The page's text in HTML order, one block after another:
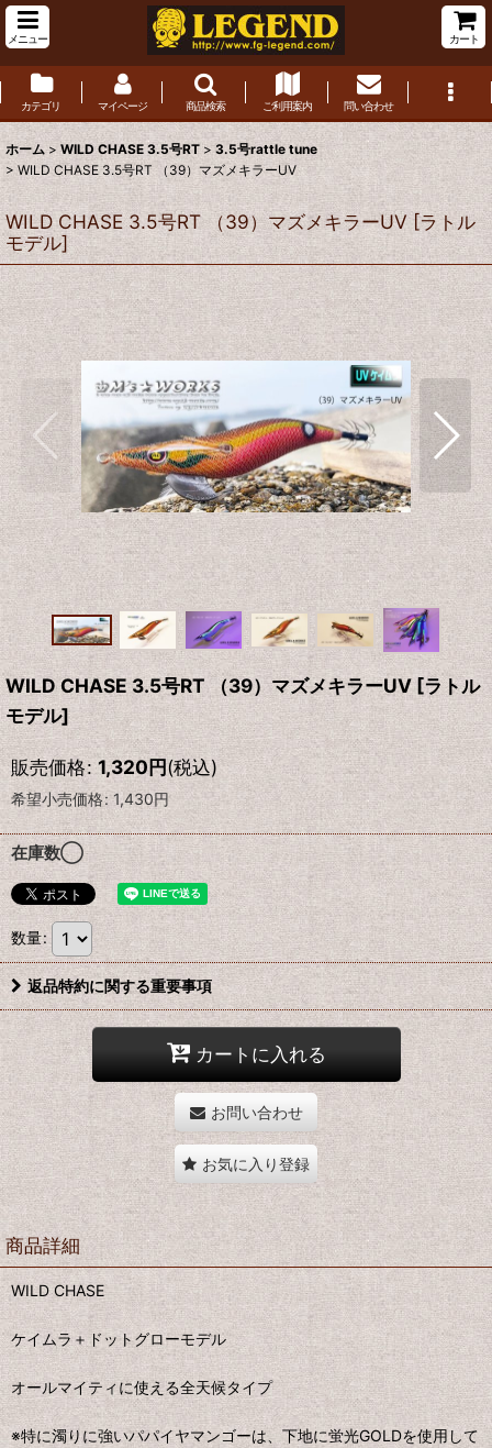
メニュー カート
カテゴリ マイページ 商品検索 ご利用案内 問い合わせ
ホーム > WILD CHASE 3.5号RT > 3.5号rattle tune
> WILD CHASE 3.5号RT （39）マズメキラーUV
WILD CHASE 3.5号RT （39）マズメキラーUV [ラトル
モデル]
WILD CHASE 3.5号RT （39）マズメキラーUV [ラトル
モデル]
販売価格: 1,320円(税込)
希望小売価格: 1,430円
在庫数◯
数量:
返品特約に関する重要事項
カートに入れる
お問い合わせ
お気に入り登録
商品詳細
WILD CHASE
ケイムラ＋ドットグローモデル
オールマイティに使える全天候タイプ
※特に濁りに強いパパイヤマンゴーは、下地に蛍光GOLDを使用して